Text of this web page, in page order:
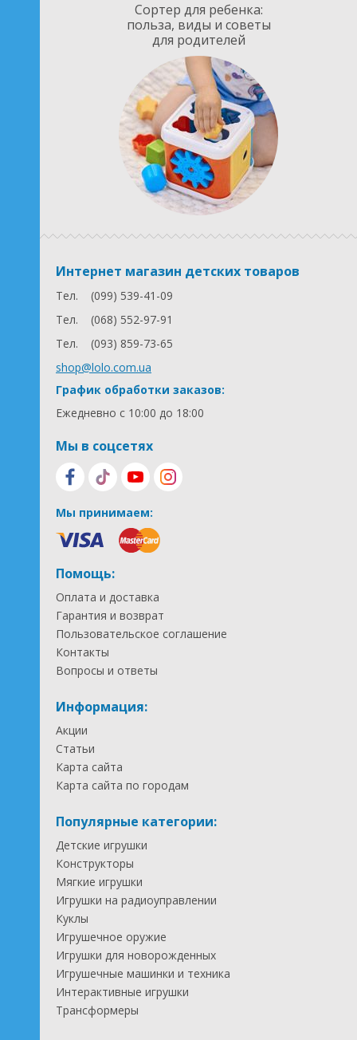
Сортер для ребенка:
польза, виды и советы
для родителей
Интернет магазин детских товаров
Тел.
(099) 539-41-09
Тел.
(068) 552-97-91
Тел.
(093) 859-73-65
shop@lolo.com.ua
График обработки заказов:
Ежедневно с 10:00 до 18:00
Мы в соцсетях
Мы принимаем:
Помощь:
Оплата и доставка
Гарантия и возврат
Пользовательское соглашение
Контакты
Вопросы и ответы
Информация:
Акции
Статьи
Карта сайта
Карта сайта по городам
Популярные категории:
Детские игрушки
Конструкторы
Мягкие игрушки
Игрушки на радиоуправлении
Куклы
Игрушечное оружие
Игрушки для новорожденных
Игрушечные машинки и техника
Интерактивные игрушки
Трансформеры